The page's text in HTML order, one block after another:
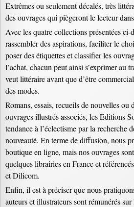
Extrêmes ou seulement décalés, très
des ouvrages qui piègeront le lecteur
Avec les quatre collections présentées ci-
rassembler des aspirations, faciliter le
poser des étiquettes et classifier les
l’achat, chacun peut ainsi s’exprimer au
veut littéraire avant que d’être
des modes.
Romans, essais, recueils de nouvelles ou
ouvrages illustrés associés, les Editions
tendance à l’éclectisme par la recherche
nouveauté. En terme de diffusion, nous
boutique en ligne, mais nos ouvrages
quelques librairies en France et
et Dilicom.
Enfin, il est à préciser que nous
auteurs et illustrateurs sont rémunérés sur